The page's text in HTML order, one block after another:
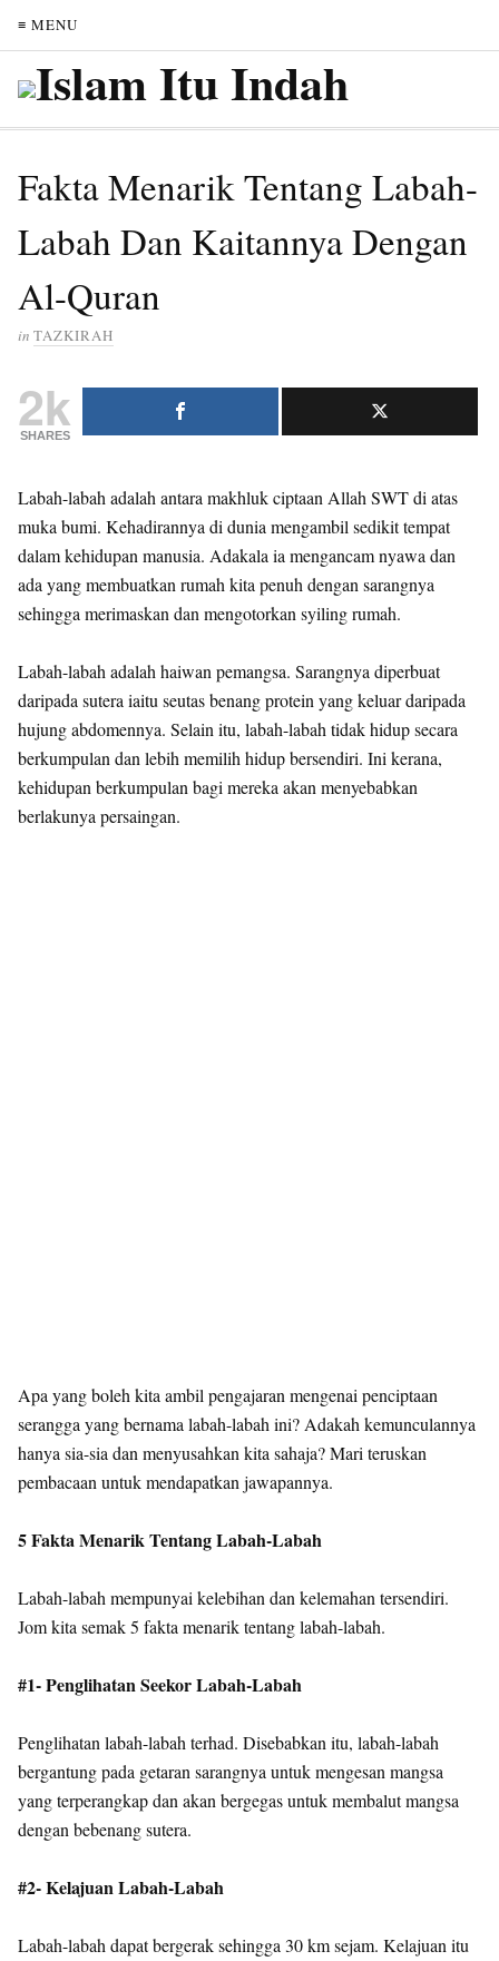
≡ MENU
Fakta Menarik Tentang Labah-
Labah Dan Kaitannya Dengan
Al-Quran
in TAZKIRAH
2k
SHARES
Labah-labah adalah antara makhluk ciptaan Allah SWT di atas
muka bumi. Kehadirannya di dunia mengambil sedikit tempat
dalam kehidupan manusia. Adakala ia mengancam nyawa dan
ada yang membuatkan rumah kita penuh dengan sarangnya
sehingga merimaskan dan mengotorkan syiling rumah.
Labah-labah adalah haiwan pemangsa. Sarangnya diperbuat
daripada sutera iaitu seutas benang protein yang keluar daripada
hujung abdomennya. Selain itu, labah-labah tidak hidup secara
berkumpulan dan lebih memilih hidup bersendiri. Ini kerana,
kehidupan berkumpulan bagi mereka akan menyebabkan
berlakunya persaingan.
Apa yang boleh kita ambil pengajaran mengenai penciptaan
serangga yang bernama labah-labah ini? Adakah kemunculannya
hanya sia-sia dan menyusahkan kita sahaja? Mari teruskan
pembacaan untuk mendapatkan jawapannya.
5 Fakta Menarik Tentang Labah-Labah
Labah-labah mempunyai kelebihan dan kelemahan tersendiri.
Jom kita semak 5 fakta menarik tentang labah-labah.
#1- Penglihatan Seekor Labah-Labah
Penglihatan labah-labah terhad. Disebabkan itu, labah-labah
bergantung pada getaran sarangnya untuk mengesan mangsa
yang terperangkap dan akan bergegas untuk membalut mangsa
dengan bebenang sutera.
#2- Kelajuan Labah-Labah
Labah-labah dapat bergerak sehingga 30 km sejam. Kelajuan itu